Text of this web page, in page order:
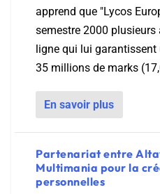
apprend que "Lycos
semestre 2000 plusieurs
ligne qui lui
35 millions de marks
En savoir plus
Partenariat entre
Multimania pour la
personnelles